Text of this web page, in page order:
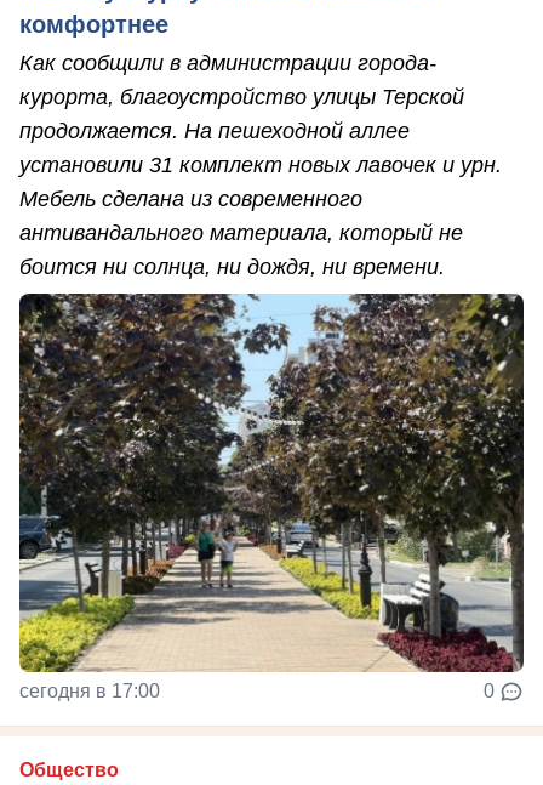
комфортнее
Как сообщили в администрации города-
курорта, благоустройство улицы Терской
продолжается. На пешеходной аллее
установили 31 комплект новых лавочек и урн.
Мебель сделана из современного
антивандального материала, который не
боится ни солнца, ни дождя, ни времени.
сегодня в 17:00 0
Общество